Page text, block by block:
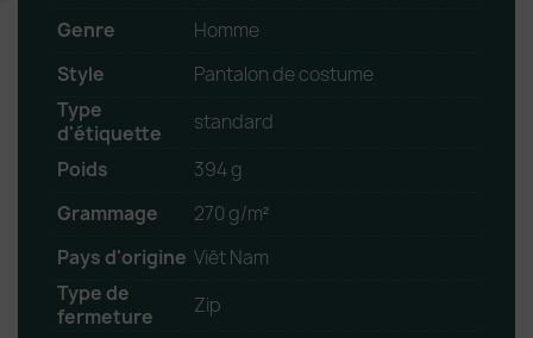
Genre
Homme
Style
Pantalon de costume
Type
d'étiquette
standard
Poids
394 g
Grammage
270 g/m²
Pays d'origine Viêt Nam
Type de
fermeture
Zip